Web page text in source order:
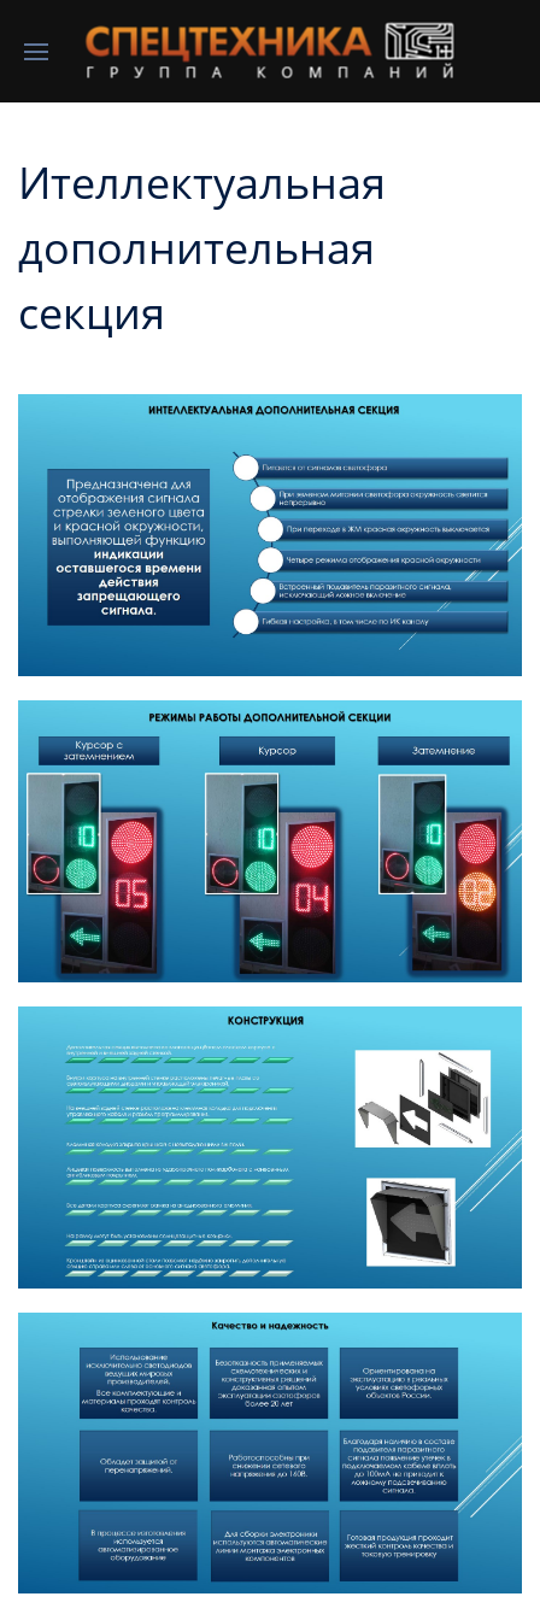
Ителлектуальная
дополнительная
секция